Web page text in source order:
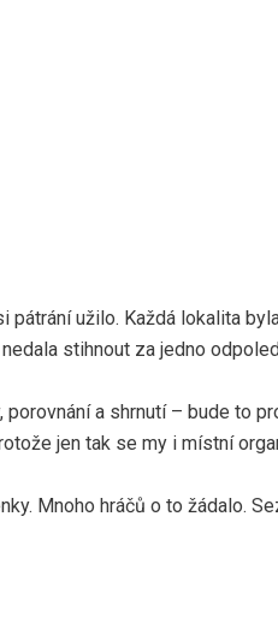
užilo. Každá lokalita
stihnout za jedno
a shrnutí – bude to
jen tak se my i místní
Mnoho hráčů o to žádalo.